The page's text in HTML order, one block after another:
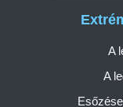
A
A